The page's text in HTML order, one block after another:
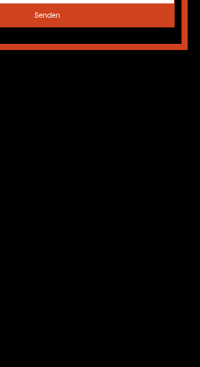
Senden